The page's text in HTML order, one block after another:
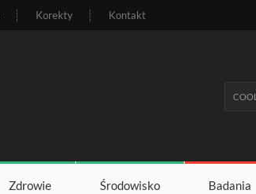
Korekty Kontakt
Zdrowie Środowisko Badania